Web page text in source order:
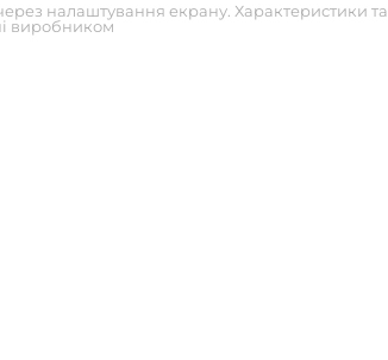
налаштування екрану. Характеристики та
виробником